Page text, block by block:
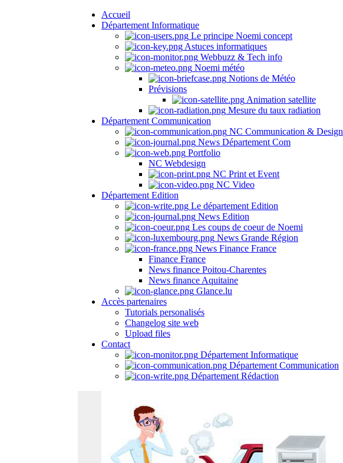
Accueil
Département Informatique
Le principe Noemi concept
Astuces informatiques
Webbuzz & Tech info
Noemi météo
Notions de Météo
Prévisions
Animation satellite
Mesure du taux radiation
Département Communication
NC Communication & Design
News Département Com
Portfolio
NC Webdesign
NC Print et Event
NC Video
Département Edition
Le département Edition
News Edition
Les coups de coeur de Noemi
News Grande Région
News Finance France
Finance France
News finance Poitou-Charentes
News finance Aquitaine
Glance.lu
Accès partenaires
Tutorials personalisés
Changelog site web
Upload files
Contact
Département Informatique
Département Communication
Département Rédaction